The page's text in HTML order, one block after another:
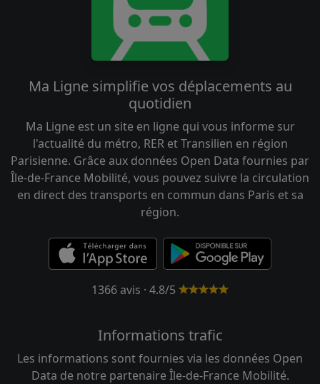
Ma Ligne simplifie vos déplacements au
quotidien
Ma Ligne est un site en ligne qui vous informe sur
l'actualité du métro, RER et Transilien en région
Parisienne. Grâce aux données Open Data fournies par
Île-de-France Mobilité, vous pouvez suivre la circulation
en direct des transports en commun dans Paris et sa
région.
1366 avis · 4.8/5
Informations trafic
Les informations sont fournies via les données Open
Data de notre partenaire Île-de-France Mobilité.